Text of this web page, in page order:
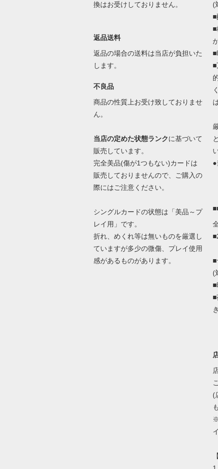
換はお受けしておりません。
返品送料
返品の場合の送料は当店が負担いた
します。
不良品
商品の性質上お受け致しておりませ
ん。
当店の定めた状態ランクに基づいて
販売しています。
完全美品(傷が1つもない)カードは
販売しておりませんので、ご購入の
際にはご注意ください。
シングルカードの状態は「美品～プ
レイ用」です。
折れ、めくれ等は無いものを厳選し
ていますが多少の微傷、プレイ使用
感があるものがあります。
(
■
■
■
■
●
■
(
■
■
(